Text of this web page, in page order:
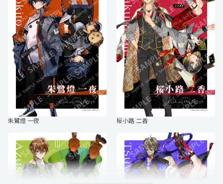
天馬 七星「キービジュアル」 榊 八色「キービジュアル」
小豆沢 三斗「CLOQUESTA」 栗花落 四麻「CLOQUESTA」
音葉 五百助「CLOQUESTA」 天馬 六華「CLOQUESTA」
朱鷺燈 一夜 桜小路 二香